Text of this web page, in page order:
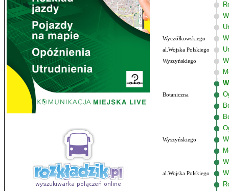
Wyczółkowskiego
al.Wojska Polskiego
Wyszyńskiego
Botaniczna
Wyszyńskiego
al.Wojska Polskiego